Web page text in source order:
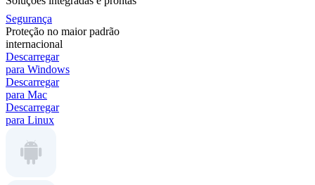
Segurança
Proteção no maior padrão
internacional
Descarregar
para Windows
Descarregar
para Mac
Descarregar
para Linux